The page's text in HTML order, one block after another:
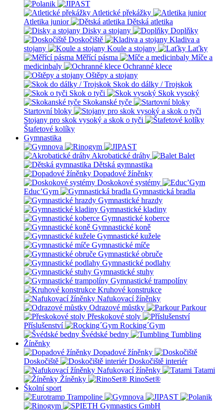
Atletické překážky
Atletika junior
Dětská atletika
Disky a stojany
Doplňky
Doskočiště
Kladiva a
stojany
Koule a stojany
Laťky
Měřící pásma
Míče a
medicinbaly
Ochranné klece
Oštěpy a stojany
Skok do dálky / Trojskok
Skok o tyči
Skok vysoký
Skokanské tyče
Startovní bloky
Stojany pro skok vysoký a skok o tyči
Štafetové kolíky
Gymnastika
Akrobatické dráhy
Balet
Dětská gymnastika
Dopadové žíněnky
Doskokové systémy
Educ’Gym
Gymnastická bradla
Gymnastické hrazdy
Gymnastické kladiny
Gymnastické koberce
Gymnastické koně
Gymnastické kužele
Gymnastické míče
Gymnastické obruče
Gymnastické podlahy
Gymnastické stuhy
Gymnastické trampolíny
Kruhové konstrukce
Nafukovací žíněnky
Odrazové můstky
Parkour
Přeskokové stoly
Příslušenství
Rocking´Gym
Švédské bedny
Tumbling
Žíněnky
Dopadové žíněnky
Doskočiště
Doskočiště interiér
Nafukovací žíněnky
Tatami
Žíněnky
RinoSet®
Školní sport